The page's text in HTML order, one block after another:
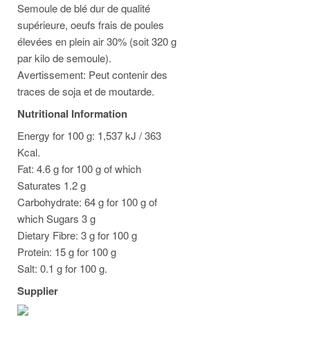
Semoule de blé dur de qualité
supérieure, oeufs frais de poules
élevées en plein air 30% (soit 320 g
par kilo de semoule).
Avertissement: Peut contenir des
traces de soja et de moutarde.
Nutritional Information
Energy for 100 g: 1,537 kJ / 363
Kcal.
Fat: 4.6 g for 100 g of which
Saturates 1.2 g
Carbohydrate: 64 g for 100 g of
which Sugars 3 g
Dietary Fibre: 3 g for 100 g
Protein: 15 g for 100 g
Salt: 0.1 g for 100 g.
Supplier